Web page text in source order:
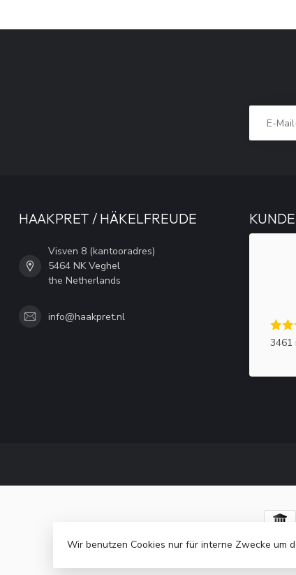
HAAKPRET / HÄKELFREUDE
Visven 8 (kantooradres)
5464 NK Veghel
the Netherlands
info@haakpret.nl
3461
Wir benutzen Cookies nur für interne Zwecke um